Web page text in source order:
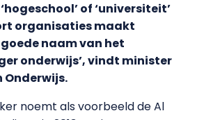
of ‘universiteit’
organisaties maakt
naam van het
onderwijs’, vindt minister
Onderwijs.
noemt als voorbeeld de Al